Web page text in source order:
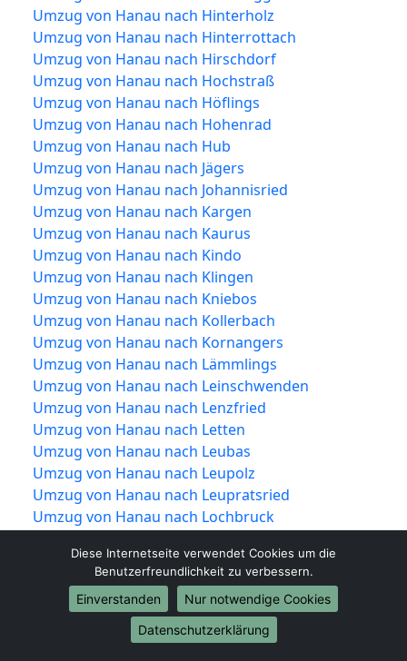
Umzug von Hanau nach Hinterholz
Umzug von Hanau nach Hinterrottach
Umzug von Hanau nach Hirschdorf
Umzug von Hanau nach Hochstraß
Umzug von Hanau nach Höflings
Umzug von Hanau nach Hohenrad
Umzug von Hanau nach Hub
Umzug von Hanau nach Jägers
Umzug von Hanau nach Johannisried
Umzug von Hanau nach Kargen
Umzug von Hanau nach Kaurus
Umzug von Hanau nach Kindo
Umzug von Hanau nach Klingen
Umzug von Hanau nach Kniebos
Umzug von Hanau nach Kollerbach
Umzug von Hanau nach Kornangers
Umzug von Hanau nach Lämmlings
Umzug von Hanau nach Leinschwenden
Umzug von Hanau nach Lenzfried
Umzug von Hanau nach Letten
Umzug von Hanau nach Leubas
Umzug von Hanau nach Leupolz
Umzug von Hanau nach Leupratsried
Umzug von Hanau nach Lochbruck
Umzug von Hanau nach Lugemanns
Umzug von Hanau nach Mariaberg
Umzug von Hanau nach Mayrhof
Umzug von Hanau nach Mollenmühle
Umzug von Hanau nach Moos
Diese Internetseite verwendet Cookies um die
Benutzerfreundlichkeit zu verbessern.
Einverstanden
Nur notwendige Cookies
Datenschutzerklärung